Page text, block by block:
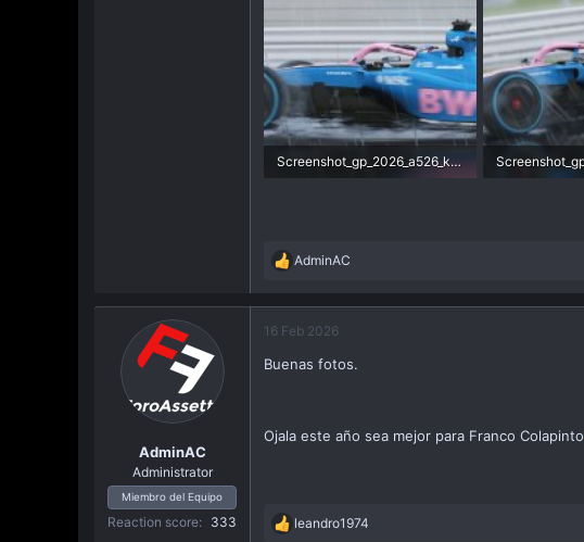
Screenshot_gp_2026_a526_ks_silverstone_15-1-126-6-59-19.jpg
R
a
c
i
:
AdminAC
AdminAC
Administrator
Miembro del Equipo
Reaction score 333
16 Feb 2026
Buenas fotos.
Ojala este año sea mejor para Franco Colapinto
R
leandro1974